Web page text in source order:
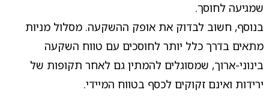
שמגיעה לחוסך.
בנוסף, חשוב לבדוק את אופק ההשקעה. מסלול מניות
מתאים בדרך כלל יותר לחוסכים עם טווח השקעה
בינוני-ארוך, שמסוגלים להמתין גם לאחר תקופות של
ירידות ואינם זקוקים לכסף בטווח המיידי.